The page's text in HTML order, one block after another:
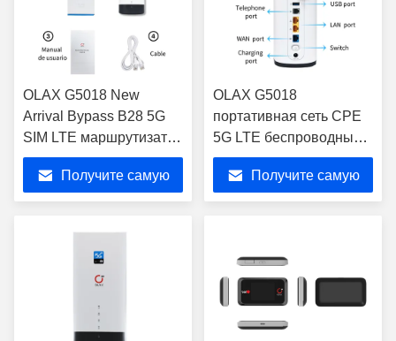
OLAX G5018 New
Arrival Bypass B28 5G
SIM LTE маршрутизатор
CPE модем со слотом
для SIM-карты
Получите самую
OLAX G5018
портативная сеть CPE
5G LTE беспроводный
пример vsim карты Wi-
Fi маршрутизатор
Получите самую